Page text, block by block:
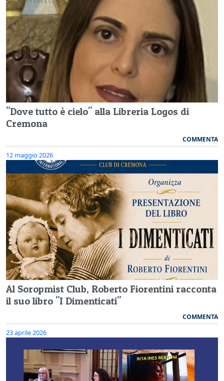
"Dove tutto è cielo" alla Libreria Logos di
Cremona
COMMENTA
12 maggio 2026
Al Soropmist Club, Roberto Fiorentini racconta
il suo libro "I Dimenticati"
COMMENTA
23 aprile 2026